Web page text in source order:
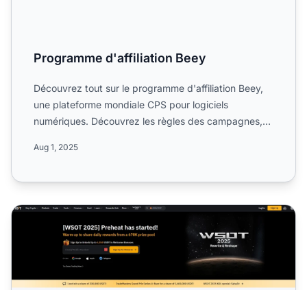
Programme d'affiliation Beey
Découvrez tout sur le programme d'affiliation Beey,
une plateforme mondiale CPS pour logiciels
numériques. Découvrez les règles des campagnes,
Aug 1, 2025
Programme d'affiliation Bybit